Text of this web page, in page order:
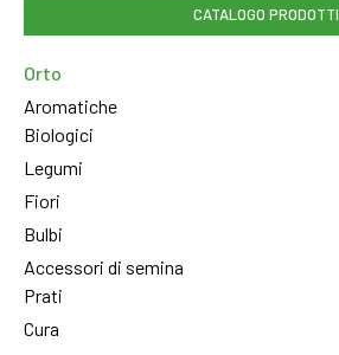
CATALOGO PRODOTTI
Orto
Aromatiche
Biologici
Legumi
Fiori
Bulbi
Accessori di semina
Prati
Cura